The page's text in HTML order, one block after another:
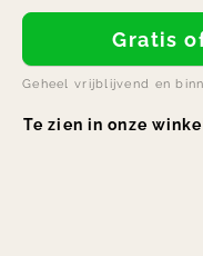
Gratis
Geheel vrijblijvend en
Te zien in onze